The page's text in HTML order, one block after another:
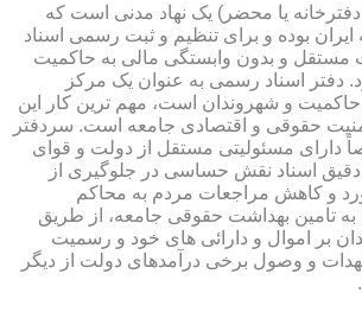
یا محضر) یک نهاد مدنی است که
ایران بوده و برای تنظیم و ثبت رسمی اسناد
مستقل و بدون وابستگی مالی به حاکمیت
دفتر اسناد رسمی به عنوان یک مرکز
و شهروندان است، مهم ترین کار این
حقوقی و اقتصادی جامعه است. سردفتر
دارای مسئولیتی مستقل از دولت و قوای
دقیق اسناد نقش حساسی در جلوگیری از
و کاهش مراجعات مردم به محاکم
تامین بهداشت حقوقی جامعه، از طریق
بر اموال و دارائی های خود و رسمیت
و وصول برخی درآمدهای دولت از دیگر